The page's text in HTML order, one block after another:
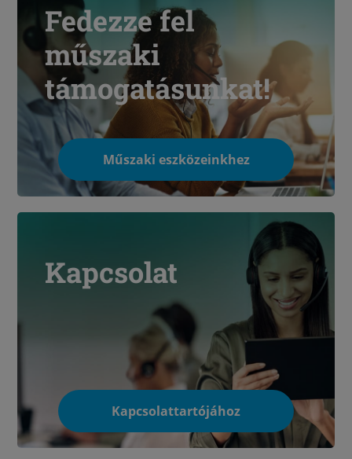
Fedezze fel
műszaki
támogatásunkat!
Műszaki eszközeinkhez
Kapcsolat
Kapcsolattartójához